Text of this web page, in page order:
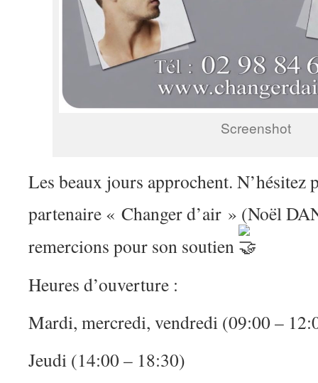
Screenshot
Les beaux jours approchent. N’hésitez
partenaire « Changer d’air » (Noël
remercions pour son soutien
Heures d’ouverture :
Mardi, mercredi, vendredi (09:00 –
Jeudi (14:00 – 18:30)